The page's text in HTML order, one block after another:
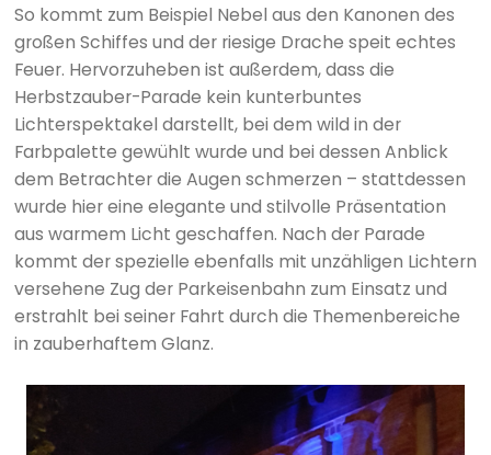
So kommt zum Beispiel Nebel aus den Kanonen des
großen Schiffes und der riesige Drache speit echtes
Feuer. Hervorzuheben ist außerdem, dass die
Herbstzauber-Parade kein kunterbuntes
Lichterspektakel darstellt, bei dem wild in der
Farbpalette gewühlt wurde und bei dessen Anblick
dem Betrachter die Augen schmerzen – stattdessen
wurde hier eine elegante und stilvolle Präsentation
aus warmem Licht geschaffen. Nach der Parade
kommt der spezielle ebenfalls mit unzähligen Lichtern
versehene Zug der Parkeisenbahn zum Einsatz und
erstrahlt bei seiner Fahrt durch die Themenbereiche
in zauberhaftem Glanz.